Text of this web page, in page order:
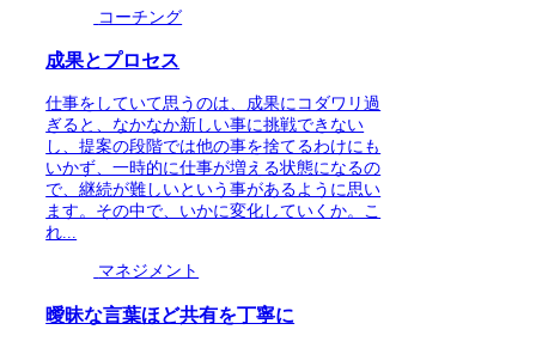
コーチング
成果とプロセス
仕事をしていて思うのは、成果にコダワリ過
ぎると、なかなか新しい事に挑戦できない
し、提案の段階では他の事を捨てるわけにも
いかず、一時的に仕事が増える状態になるの
で、継続が難しいという事があるように思い
ます。その中で、いかに変化していくか。こ
れ...
マネジメント
曖昧な言葉ほど共有を丁寧に